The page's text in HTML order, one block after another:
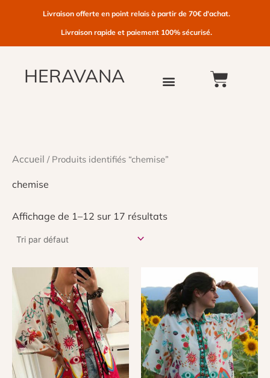
Livraison offerte en point relais à partir de 70€ d'achat.
Livraison rapide et paiement 100% sécurisé.
HERAVANA
Accueil / Produits identifiés “chemise”
chemise
Affichage de 1–12 sur 17 résultats